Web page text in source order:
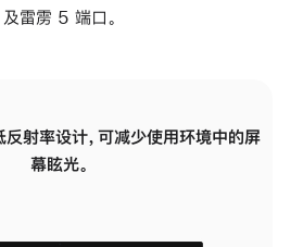
及雷雳 5 端口。
射率设计，可减少使用环境中的屏
幕眩光。